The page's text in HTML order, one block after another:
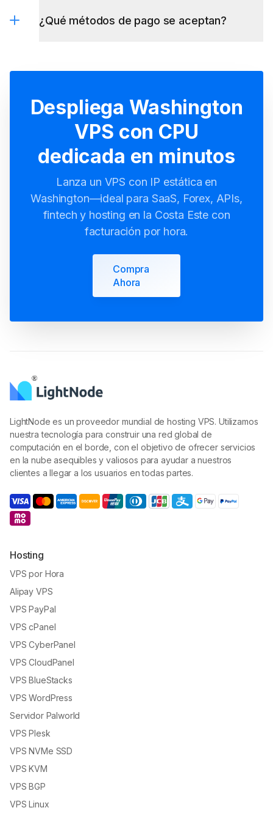
Despliega Washington
VPS con CPU
dedicada en minutos
Lanza un VPS con IP estática en
Washington—ideal para SaaS, Forex, APIs,
fintech y hosting en la Costa Este con
facturación por hora.
Compra
LightNode es un proveedor mundial de hosting VPS. Utilizamos
nuestra tecnología para construir una red global de
computación en el borde, con el objetivo de ofrecer servicios
en la nube asequibles y valiosos para ayudar a nuestros
clientes a llegar a los usuarios en todas partes.
Hosting
VPS por Hora
Alipay VPS
VPS PayPal
VPS cPanel
VPS CyberPanel
VPS CloudPanel
VPS BlueStacks
VPS WordPress
Servidor Palworld
VPS Plesk
VPS NVMe SSD
VPS KVM
VPS BGP
VPS Linux